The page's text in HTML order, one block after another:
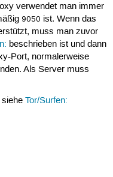
verwendet man immer
9050 ist. Wenn das
muss man zuvor
beschrieben ist und dann
Port, normalerweise
Als Server muss
Tor/Surfen: